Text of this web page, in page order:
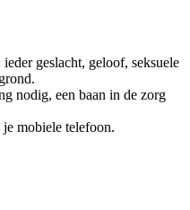
geslacht, geloof, seksuele
nodig, een baan in de zorg
mobiele telefoon.